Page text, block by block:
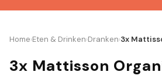
Home›Eten & Drinken›Dranken›3x
3x Mattisson